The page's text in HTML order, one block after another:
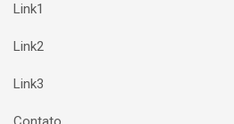
Link1
Link2
Link3